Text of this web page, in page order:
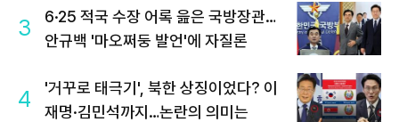
3
6·25 적국 수장 어록 읊은 국방장관…
안규백 '마오쩌둥 발언'에 자질론
4
'거꾸로 태극기', 북한 상징이었다? 이
재명·김민석까지…논란의 의미는